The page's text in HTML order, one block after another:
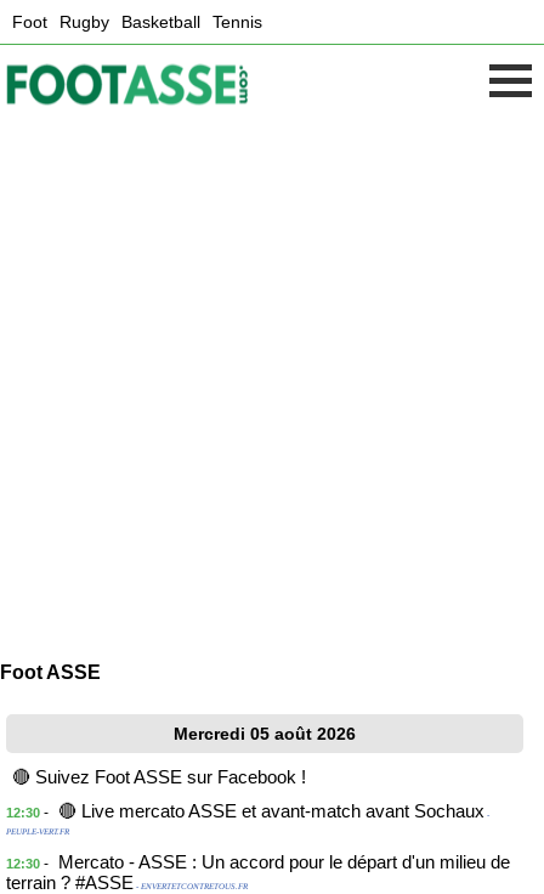
Foot Rugby Basketball Tennis
Foot ASSE
Mercredi 05 août 2026
🔴 Suivez Foot ASSE sur Facebook !
12:30 - 🔴 Live mercato ASSE et avant-match avant Sochaux -
PEUPLE-VERT.FR
12:30 -
Mercato - ASSE : Un accord pour le départ d'un milieu de
terrain ? #ASSE - ENVERTETCONTRETOUS.FR